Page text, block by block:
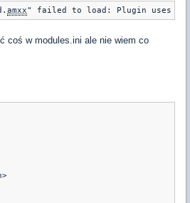
amxx" failed to load: Plugin uses an
coś w modules.ini ale nie wiem co